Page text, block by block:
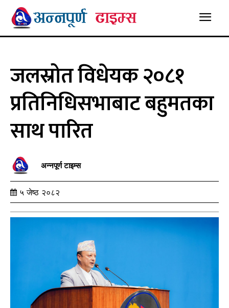
जलस्रोत विधेयक २०८१
प्रतिनिधिसभाबाट बहुमतका
साथ पारित
अन्नपूर्ण टाइम्स
५ जेष्ठ २०८२